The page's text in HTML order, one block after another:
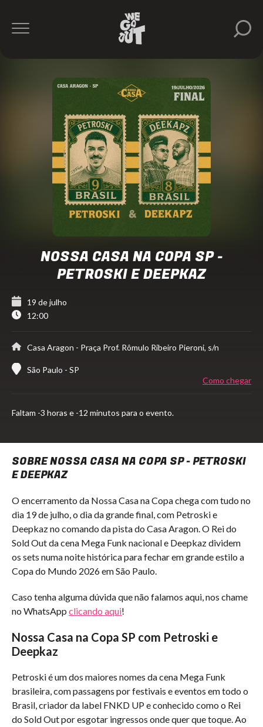
Nossa
https://www.instagram.com/nossacasa.bra/
NOSSA CASA NA COPA SP -
PETROSKI E DEEPKAZ
19 de julho
12:00
Casa Aragon - Praça Prof. Rômulo Ribeiro Pieroni, s/n
São Paulo - SP
Como chegar
Faltam -3 horas e -12 minutos para o evento.
SOBRE NOSSA CASA NA COPA SP - PETROSKI
E DEEPKAZ
O encerramento da Nossa Casa na Copa chega com tudo no
dia 19 de julho, o dia da grande final, com Petroski e
Deepkaz no comando da pista do Casa Aragon. O Rei do
Sold Out da cena Mega Funk nacional e Deepkaz dividem
os sets numa noite histórica para fechar em grande estilo a
Copa do Mundo 2026 em São Paulo.
Caso tenha alguma dúvida que não falamos aqui, nos chame
no WhatsApp clicando aqui!
Nossa Casa na Copa SP com Petroski e
Deepkaz
Petroski é um dos maiores nomes da cena Mega Funk
brasileira, com passagens por festivais e eventos em todo o
Brasil, criador da label FNKD UP e conhecido como o Rei
do Sold Out por esgotar ingressos onde quer que toque. Ao